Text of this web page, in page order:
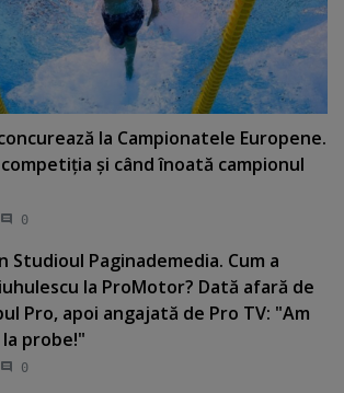
la Campionatele Europene.
şi când înoată campionul
0
Studioul Paginademedia. Cum a
la ProMotor? Dată afară de
Pro, apoi angajată de Pro TV: "Am
probe!"
0